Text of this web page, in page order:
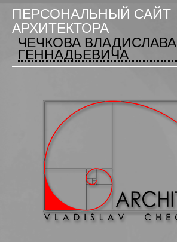
ПЕРСОНАЛЬНЫЙ САЙТ
АРХИТЕКТОРА
ЧЕЧКОВА ВЛАДИСЛАВА
ГЕННАДЬЕВИЧА